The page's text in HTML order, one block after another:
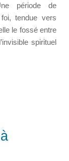
période de
tendue vers
le fossé entre
spirituel